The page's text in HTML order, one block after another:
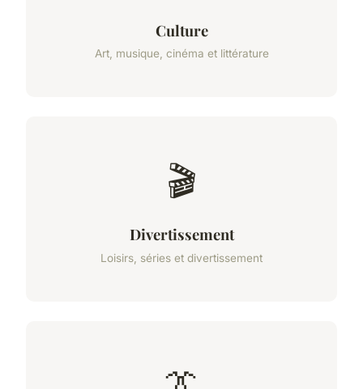
Culture
Art, musique, cinéma et littérature
🎬
Divertissement
Loisirs, séries et divertissement